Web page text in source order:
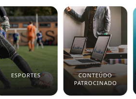
ESPORTES
CONTEÚDO
PATROCINADO